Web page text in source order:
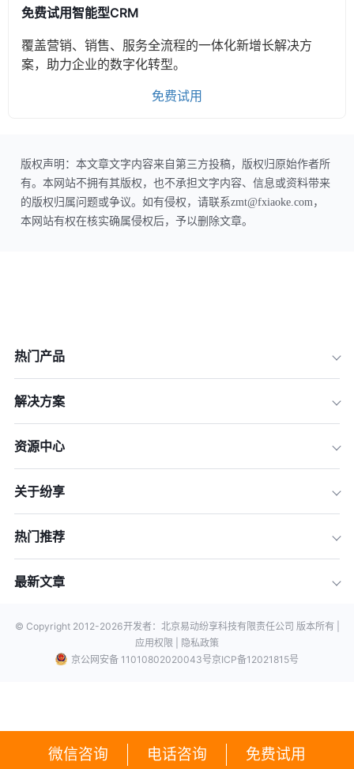
微信咨询 电话咨询 免费试用
免费试用智能型CRM
覆盖营销、销售、服务全流程的一体化新增长解决方
案，助力企业的数字化转型。
免费试用
版权声明：本文章文字内容来自第三方投稿，版权归原始作者所
有。本网站不拥有其版权，也不承担文字内容、信息或资料带来
的版权归属问题或争议。如有侵权，请联系zmt@fxiaoke.com，
本网站有权在核实确属侵权后，予以删除文章。
热门产品
解决方案
资源中心
关于纷享
热门推荐
最新文章
© Copyright 2012-2026开发者：北京易动纷享科技有限责任公司 版本所有 |
应用权限 |
隐私政策
京公网安备 11010802020043号京ICP备12021815号